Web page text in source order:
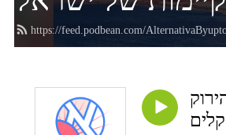
https://feed.podbean.com/
2022, המדד הירוק